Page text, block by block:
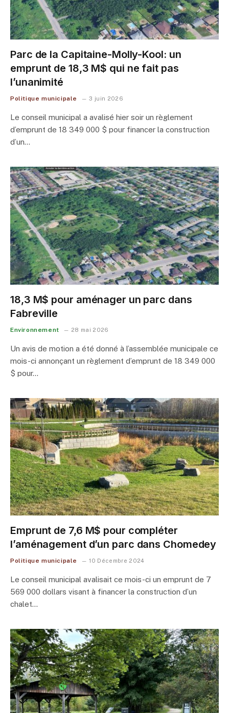
Parc de la Capitaine-Molly-Kool: un
emprunt de 18,3 M$ qui ne fait pas
l’unanimité
Politique municipale 3 juin 2026
Le conseil municipal a avalisé hier soir un règlement
d’emprunt de 18 349 000 $ pour financer la construction
d’un…
18,3 M$ pour aménager un parc dans
Fabreville
Environnement 28 mai 2026
Un avis de motion a été donné à l’assemblée municipale ce
mois-ci annonçant un règlement d’emprunt de 18 349 000
$ pour…
Emprunt de 7,6 M$ pour compléter
l’aménagement d’un parc dans Chomedey
Politique municipale 10 Décembre 2024
Le conseil municipal avalisait ce mois-ci un emprunt de 7
569 000 dollars visant à financer la construction d’un
chalet…